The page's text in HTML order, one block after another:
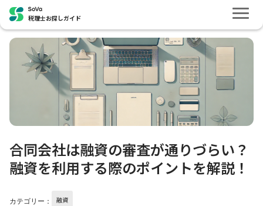
税理士お探しガイド
合同会社は融資の審査が通りづらい？
融資を利用する際のポイントを解説！
カテゴリー： 融資